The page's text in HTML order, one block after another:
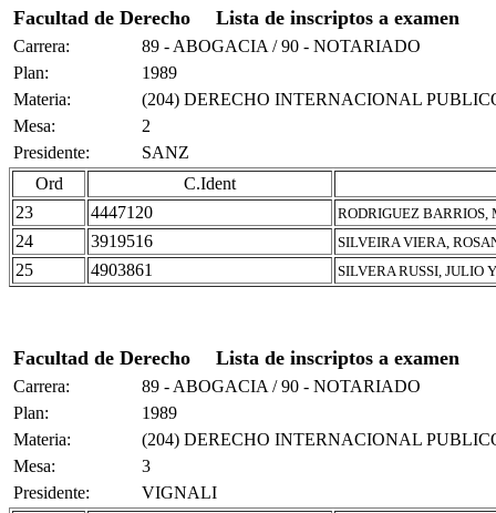
Facultad de Derecho Lista de inscriptos a examen
Carrera:
89 - ABOGACIA / 90 - NOTARIADO
Plan:
1989
Materia:
(204) DERECHO INTERNACIONAL
Mesa:
2
Presidente:
SANZ
Ord
C.Ident
23
4447120 RODRIGUEZ BARRIOS,
24 3919516 SILVEIRA VIERA,
25 4903861 SILVERA RUSSI, JULIO
Facultad de Derecho Lista de inscriptos a examen
Carrera:
89 - ABOGACIA / 90 - NOTARIADO
Plan:
1989
Materia:
(204) DERECHO INTERNACIONAL
Mesa:
3
Presidente:
VIGNALI